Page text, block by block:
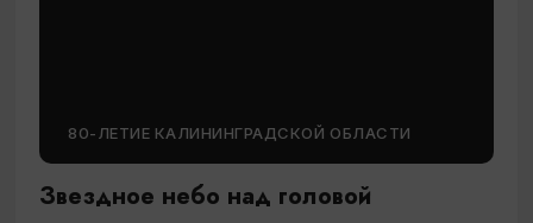
80-ЛЕТИЕ КАЛИНИНГРАДСКОЙ ОБЛАСТИ
Звездное небо над головой